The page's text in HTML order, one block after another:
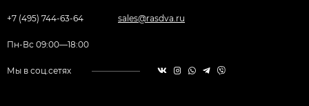
+7 (495) 744-63-64 sales@rasdva.ru
Пн-Вс 09:00—18:00
Мы в соц.сетях